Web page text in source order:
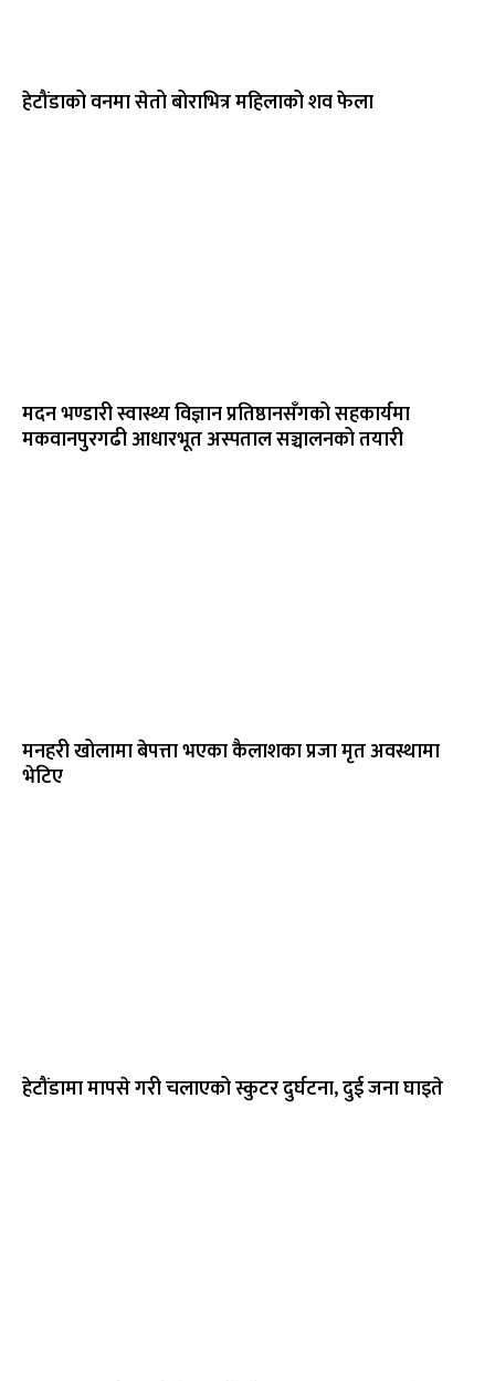
हेटौंडाको वनमा सेतो बोराभित्र महिलाको शव फेला
मदन भण्डारी स्वास्थ्य विज्ञान प्रतिष्ठानसँगको सहकार्यमा
मकवानपुरगढी आधारभूत अस्पताल सञ्चालनको तयारी
मनहरी खोलामा बेपत्ता भएका कैलाशका प्रजा मृत अवस्थामा
भेटिए
हेटौंडामा मापसे गरी चलाएको स्कुटर दुर्घटना, दुई जना घाइते